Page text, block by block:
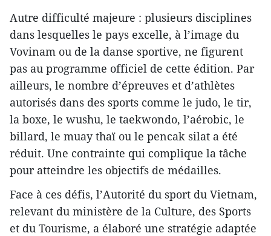
Autre difficulté majeure : plusieurs disciplines
dans lesquelles le pays excelle, à l’image du
Vovinam ou de la danse sportive, ne figurent
pas au programme officiel de cette édition. Par
ailleurs, le nombre d’épreuves et d’athlètes
autorisés dans des sports comme le judo, le tir,
la boxe, le wushu, le taekwondo, l’aérobic, le
billard, le muay thaï ou le pencak silat a été
réduit. Une contrainte qui complique la tâche
pour atteindre les objectifs de médailles.
Face à ces défis, l’Autorité du sport du Vietnam,
relevant du ministère de la Culture, des Sports
et du Tourisme, a élaboré une stratégie adaptée